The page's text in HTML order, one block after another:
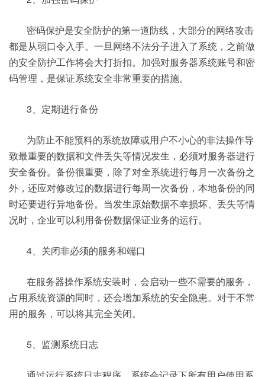
密码保护是安全防护的第一道防线，大部分的网络攻击
都是从弱口令入手。一旦网络不法分子进入了系统，之前做
的安全防护工作将会大打折扣。加强对服务器系统账号和密
码管理，是保证系统安全非常重要的措施。
3、定期进行备份
为防止不能预料的系统故障或用户不小心的非法操作导
致最重要的数据和文件丢失等情况发生，必须对服务器进行
安全备份。备份很重要，除了对全系统进行每月一次备份之
外，还应对修改过的数据进行每周一次备份，本地备份的同
时还要进行异地备份。当发生原始数据不幸损坏、丢失等情
况时，企业可以利用备份数据保证业务的运行。
4、关闭非必须的服务和端口
在服务器操作系统安装时，会启动一些不需要的服务，
占用系统资源的同时，还会增加系统的安全隐患。对于不常
用的服务，可以将其完全关闭。
5、监测系统日志